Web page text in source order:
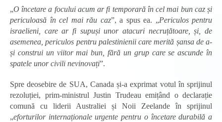
„O încetare a focului acum ar fi temporară în cel mai bun caz și
periculoasă în cel mai rău caz”, a spus ea. „Periculos pentru
israelieni, care ar fi supuși unor atacuri necruțătoare, și, de
asemenea, periculos pentru palestinienii care merită șansa de a-
și construi un viitor mai bun, fără un grup care se ascunde în
spatele unor civili nevinovați”.
Spre deosebire de SUA, Canada și-a exprimat votul în sprijinul
rezoluției, prim-ministrul Justin Trudeau emițând o declarație
comună cu liderii Australiei și Noii Zeelande în sprijinul
„eforturilor internaționale urgente pentru o încetare durabilă a